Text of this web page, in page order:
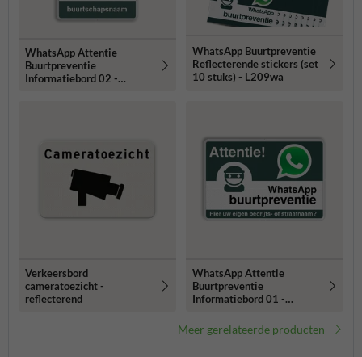
WhatsApp Attentie
Buurtpreventie
Informatiebord 02 -
WhatsApp Buurtpreventie
Reflecterende stickers (set
10 stuks) - L209wa
Verkeersbord
cameratoezicht -
reflecterend
WhatsApp Attentie
Buurtpreventie
Informatiebord 01 -
Meer gerelateerde producten